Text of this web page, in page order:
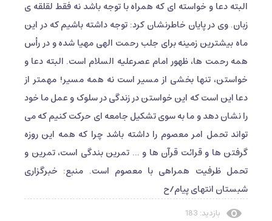
البته دعا و خواسته ای که همراه با توجه باشد نه فقط لقلقه ی
زبان. وی در پایان خاطرنشان کرد: توجه داشته باشیم که در این
ماه بیشترین زمینه برای جلب رحمت الهی مهیا شده و در رأس
همه رحمت ها، ظهور امام عصرعلیه السلام است. البته دعا و
خواستن، تنها بخشی از مسیر است نه همه مسیر! مهمتر از
دعا این است که این خواستن در زندگی در سلوک و عمل ما خود
را نشان دهد و ما به سوی تشکیل جامعه ای حرکت کنیم که می
تواند تحمل امر معصوم را داشته باشد چرا که همه این روزه
گرفتن ها و قرائت قرآن ها و ... تمرین بندگی است، تمرین و
تحمل ظرفیت همراهی با معصوم است. منبع: خبرگزاری
شبستان انتهای پیام/ح
بازدید: 183